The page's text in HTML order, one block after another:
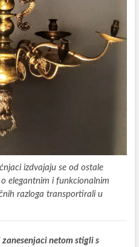
izdvajaju se od ostale
elegantnim i funkcionalnim
razloga transportirali u
netom stigli s